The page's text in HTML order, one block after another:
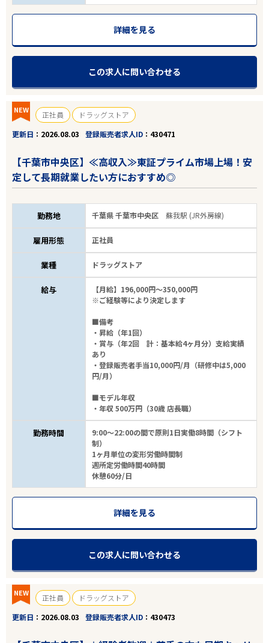
詳細を見る
この求人に問い合わせる
NEW 正社員
ドラッグストア
更新日
2026.08.03 登録販売者求人ID 430471
【千葉市中央区】≪高収入≫東証プライム市場上場！安
定して長期就業したい方におすすめ◎
勤務地 千葉県 千葉市中央区蘇我駅 (JR外房線)
雇用形態 正社員
業種 ドラッグストア
給与
【月給】196,000円～350,000円
※ご経験等により決定します
■備考
・昇給（年1回）
・賞与（年2回 計：基本給4ヶ月分）支給実績
あり
・登録販売者手当10,000円/月（研修中は5,000
円/月）
■モデル年収
・年収 500万円（30歳 店長職）
勤務時間
9:00～22:00の間で原則1日実働8時間（シフト
制）
1ヶ月単位の変形労働時間制
週所定労働時間40時間
休憩60分/日
詳細を見る
この求人に問い合わせる
NEW 正社員
ドラッグストア
更新日
2026.08.03 登録販売者求人ID 430473